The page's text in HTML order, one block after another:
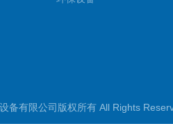
备有限公司版权所有 All Rights